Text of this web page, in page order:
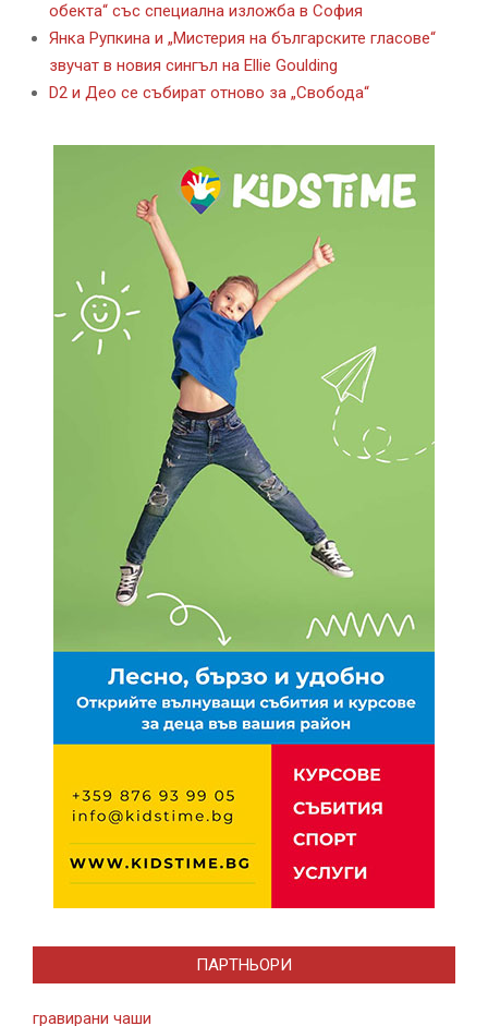
обекта“ със специална изложба в София
Янка Рупкина и „Мистерия на българските гласове“
звучат в новия сингъл на Ellie Goulding
D2 и Део се събират отново за „Свобода“
ПАРТНЬОРИ
гравирани чаши